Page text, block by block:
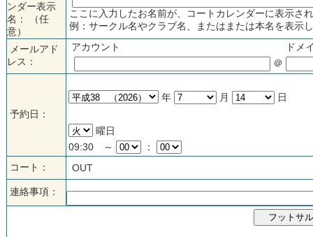
ンダー表示
名： （任
意）
ここに入力したお名前が、コートカレンダーに表示
例：サークル名やクラブ名、またはまたは本名を表示
メールアド
レス：
アカウント
ドメ
＠
予約日：
年 月 日
曜日
09:30 ～
：
コート：
OUT
連絡事項：